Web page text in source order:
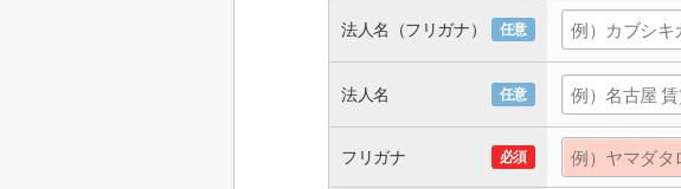
法人名（フリガナ） 任意
法人名 任意
フリガナ 必須